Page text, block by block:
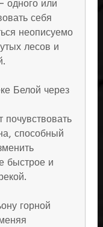
одного или
себя
неописуемо
лесов и
Белой через
почувствовать
способный
быстрое и
горной